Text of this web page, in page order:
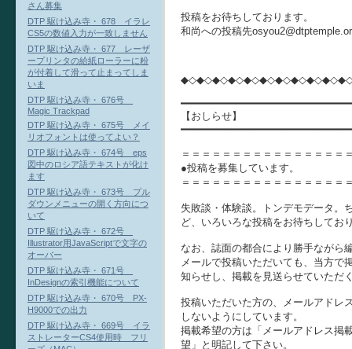
投稿をお待ちしております。
和尚への投稿先
【おしらせ】
＝＝＝＝＝＝＝＝＝＝＝＝＝＝＝＝
●投稿を募集しています。
＝＝＝＝＝＝＝＝＝＝＝＝＝＝＝＝
失敗談・体験談。トンデモデータ。
ど、いろいろな投稿をお待ちしてお
なお、誌面の都合により勝手ながら
メールで投稿いただいても、当方で
知らせし、掲載を見送らせていただ
投稿いただいた方の、メールアドレ
しないようにしています。
掲載希望の方は「メールアドレス掲
望」と明記して下さい。
さん募集
DTP 駆け込み寺・ 678 イラレ
CS5の数値入力が一致しません
DTP 駆け込み寺・ 677 レーザ
ープリンタの給紙ローラーに粉
が付着して滑って止まってしま
いま
DTP 駆け込み寺・ 676号
Magic Trackpad
DTP 駆け込み寺・ 675号 メイ
リオフォントは使ってよい？
DTP 駆け込み寺・ 674号 eps
図中のロシア語テキストが化け
ます
DTP 駆け込み寺・ 673号 プル
ダウンメニューの開く方向につ
いて
DTP 駆け込み寺・ 672号
Illustrator用JavaScriptで文字の
オーバー
DTP 駆け込み寺・ 671号
InDesignの索引機能について
DTP 駆け込み寺・ 670号 PX-
H9000での出力
DTP 駆け込み寺・ 669号 イラ
ストレーターCS4使用時 フリ